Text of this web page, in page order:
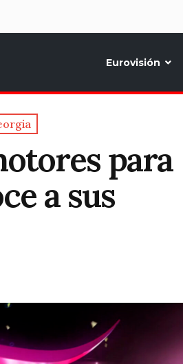
Eurovisión
para
a sus